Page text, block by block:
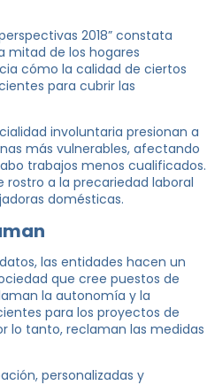
2018” constata
mitad de los hogares
cómo la calidad de ciertos
para cubrir las
involuntaria presionan a
más vulnerables, afectando
trabajos menos cualificados.
rostro a la precariedad laboral
domésticas.
las entidades hacen un
que cree puestos de
la autonomía y la
para los proyectos de
lo tanto, reclaman las medidas
personalizadas y